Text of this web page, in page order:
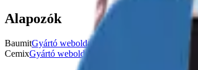
Alapozók
BaumitGyártó weboldala
CemixGyártó weboldala